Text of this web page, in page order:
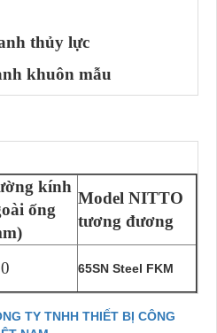
thủy lực
khuôn mẫu
kính
ống
Model NITTO
tương đương
65SN Steel FKM
TY TNHH THIẾT BỊ CÔNG